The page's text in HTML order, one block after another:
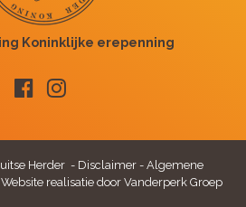
Herder - Disclaimer- Algemene
Website realisatie door Vanderperk Groep